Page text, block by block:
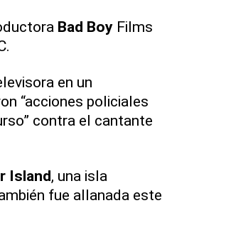
Bad BoyFilms
en un
“acciones policiales
contra el cantante
Island, una isla
fue allanada este